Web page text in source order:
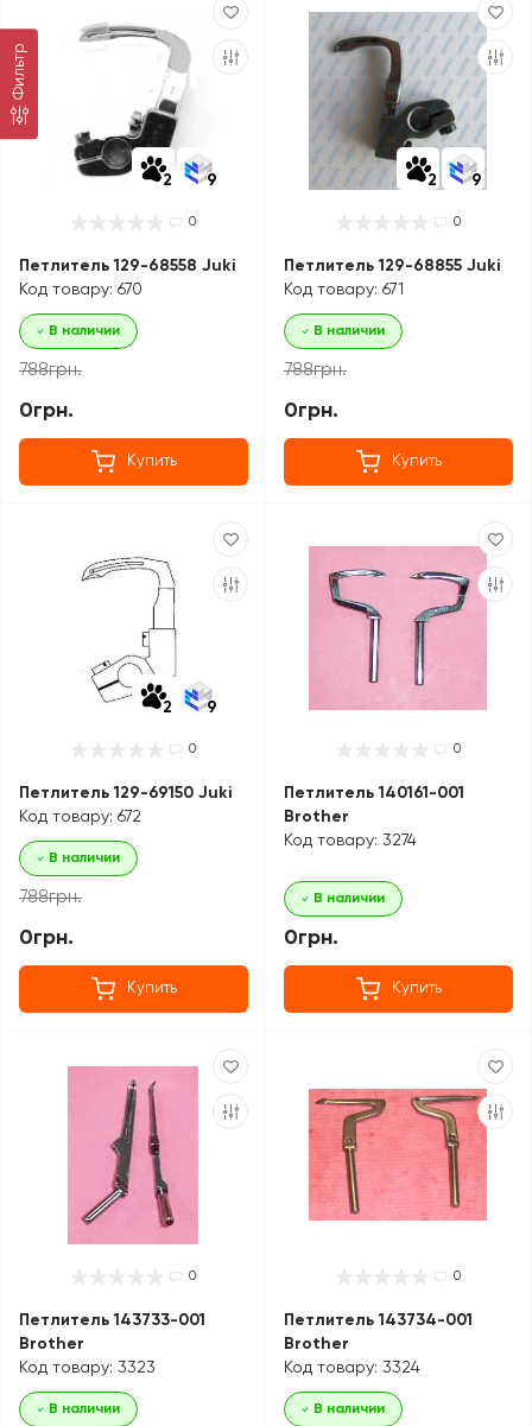
Фильтр
2 9
0
Петлитель 129-68558 Juki
Код товару: 670
В наличии
788грн.
0грн.
Купить
2 9
0
Петлитель 129-68855 Juki
Код товару: 671
В наличии
788грн.
0грн.
Купить
2 9
0
Петлитель 129-69150 Juki
Код товару: 672
В наличии
788грн.
0грн.
Купить
0
Петлитель 140161-001
Brother
Код товару: 3274
В наличии
0грн.
Купить
0
Петлитель 143733-001
Brother
Код товару: 3323
В наличии
0
Петлитель 143734-001
Brother
Код товару: 3324
В наличии